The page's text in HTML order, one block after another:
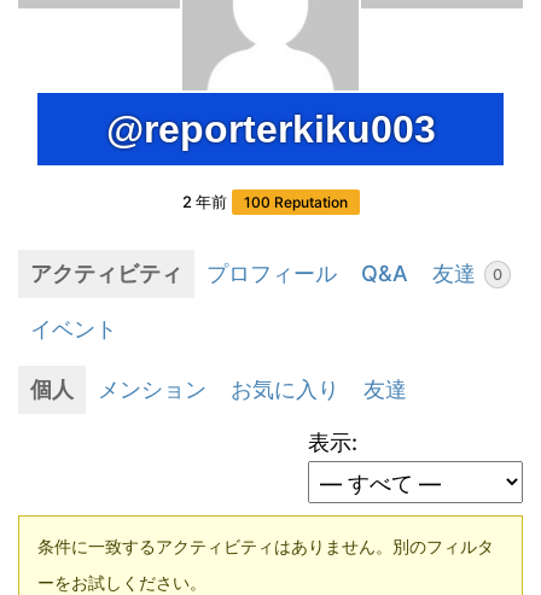
@reporterkiku003
2 年前 100 Reputation
アクティビティ プロフィール Q&A 友達 0
イベント
個人 メンション お気に入り 友達
表示:
条件に一致するアクティビティはありません。別のフィルタ
ーをお試しください。